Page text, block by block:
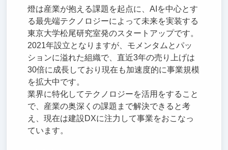
燈は産業が抱える課題を起点に、AIを中心とす
る最先端テクノロジーによって未来を実装する
東京大学松尾研究室発のスタートアップです。
2021年設立となりますが、モメンタムとパッ
ションに溢れた組織で、直近3年の売り上げは
30倍に成長しており現在も加速度的に事業規模
を拡大中です。
業界に特化してテクノロジーを活用をすること
で、産業の奥深くの課題まで解決できると考
え、現在は建設DXに注力して事業をおこなっ
ています。